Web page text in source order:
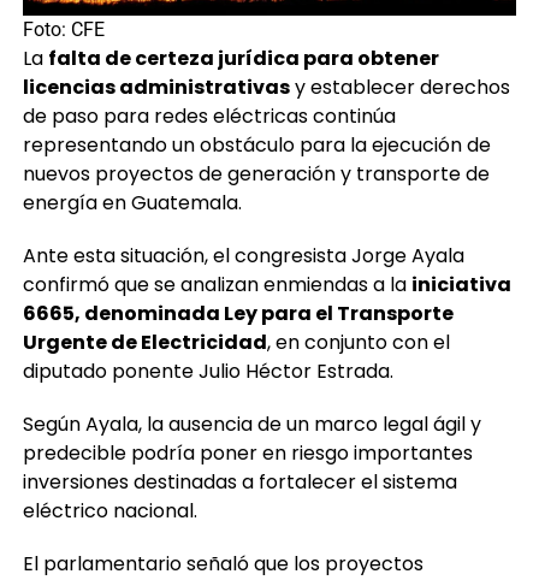
Foto: CFE
La falta de certeza jurídica para obtener
licencias administrativasy establecer derechos
de paso para redes eléctricas continúa
representando un obstáculo para la ejecución de
nuevos proyectos de generación y transporte de
energía en Guatemala.
Ante esta situación, el congresista Jorge Ayala
confirmó que se analizan enmiendas a la iniciativa
6665, denominada Ley para el Transporte
Urgente de Electricidad, en conjunto con el
diputado ponente Julio Héctor Estrada.
Según Ayala, la ausencia de un marco legal ágil y
predecible podría poner en riesgo importantes
inversiones destinadas a fortalecer el sistema
eléctrico nacional.
El parlamentario señaló que los proyectos